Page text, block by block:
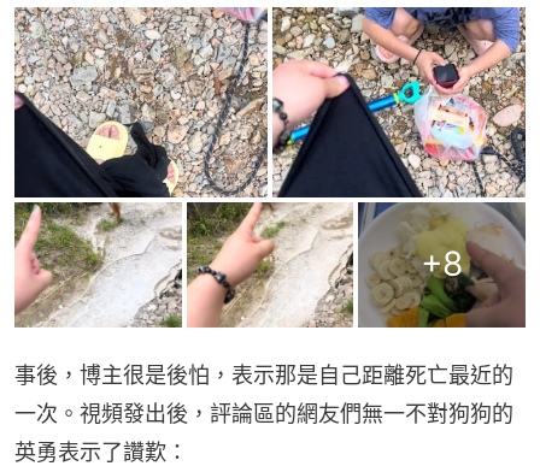
+8
事後，博主很是後怕，表示那是自己距離死亡最近的
一次。視頻發出後，評論區的網友們無一不對狗狗的
英勇表示了讚歎：